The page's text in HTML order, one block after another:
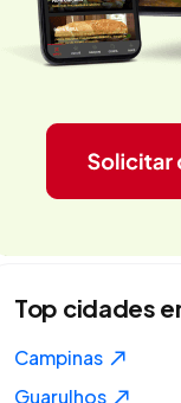
Top cidades
Campinas
Guarulhos